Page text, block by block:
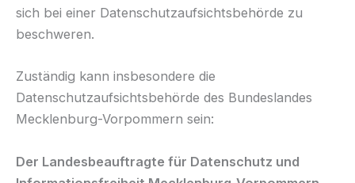
sich bei einer Datenschutzaufsichtsbehörde zu
beschweren.
Zuständig kann insbesondere die
Datenschutzaufsichtsbehörde des Bundeslandes
Mecklenburg-Vorpommern sein:
Der Landesbeauftragte für Datenschutz und